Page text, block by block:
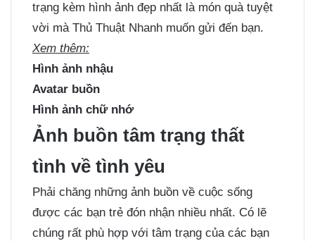
trạng kèm hình ảnh đẹp nhất là món quà tuyệt
vời mà Thủ Thuật Nhanh muốn gửi đến bạn.
Xem thêm:
Hình ảnh nhậu
Avatar buồn
Hình ảnh chữ nhớ
Ảnh buồn tâm trạng thất
tình về tình yêu
Phải chăng những ảnh buồn về cuộc sống
được các bạn trẻ đón nhận nhiều nhất. Có lẽ
chúng rất phù hợp với tâm trạng của các bạn